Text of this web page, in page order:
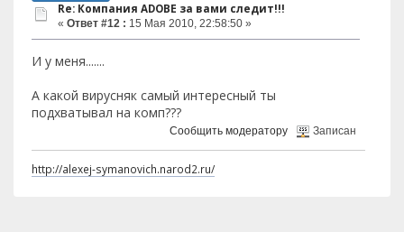
Re: Компания ADOBE за вами следит!!!
« Ответ #12 : 15 Мая 2010, 22:58:50 »
И у меня.......
А какой вирусняк самый интересный ты
подхватывал на комп???
Сообщить модератору Записан
http://alexej-symanovich.narod2.ru/